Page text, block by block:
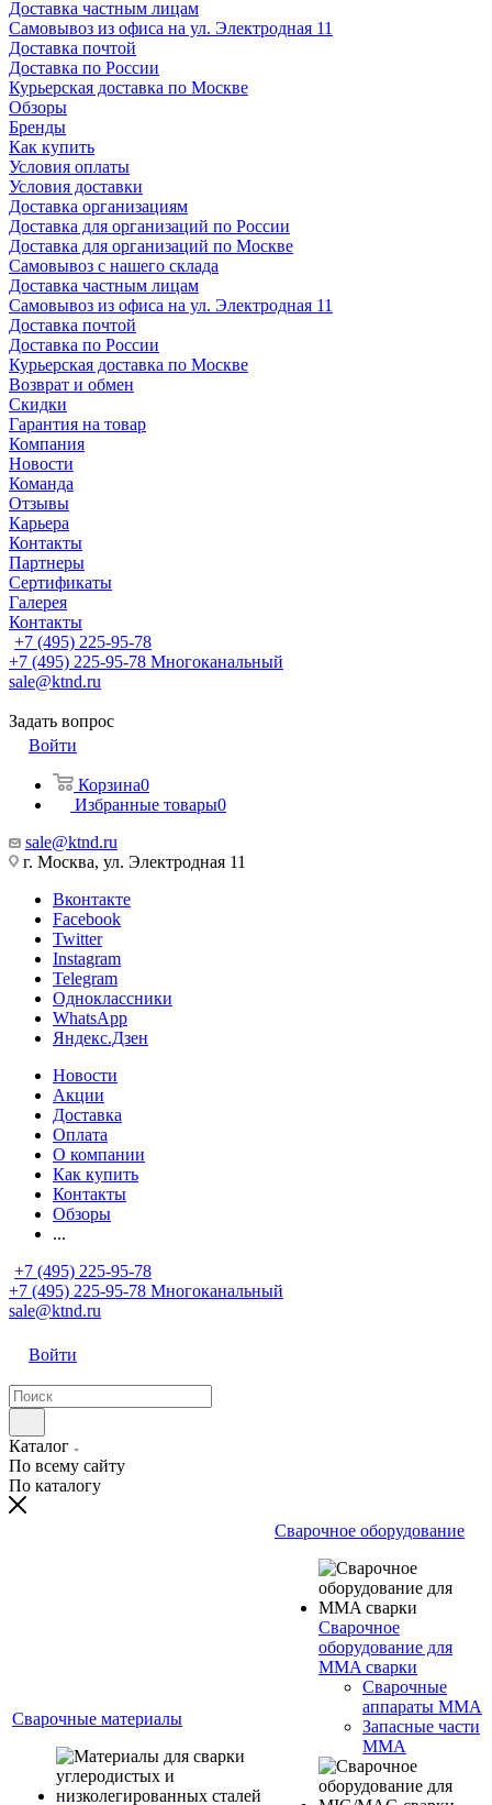
Доставка частным лицам
Самовывоз из офиса на ул. Электродная 11
Доставка почтой
Доставка по России
Курьерская доставка по Москве
Обзоры
Бренды
Как купить
Условия оплаты
Условия доставки
Доставка организациям
Доставка для организаций по России
Доставка для организаций по Москве
Самовывоз с нашего склада
Доставка частным лицам
Самовывоз из офиса на ул. Электродная 11
Доставка почтой
Доставка по России
Курьерская доставка по Москве
Возврат и обмен
Скидки
Гарантия на товар
Компания
Новости
Команда
Отзывы
Карьера
Контакты
Партнеры
Сертификаты
Галерея
Контакты
+7 (495) 225-95-78
+7 (495) 225-95-78 Многоканальный
sale@ktnd.ru
Задать вопрос
Войти
Корзина0
Избранные товары0
sale@ktnd.ru
г. Москва, ул. Электродная 11
Вконтакте
Facebook
Twitter
Instagram
Telegram
Одноклассники
WhatsApp
Яндекс.Дзен
Новости
Акции
Доставка
Оплата
О компании
Как купить
Контакты
Обзоры
...
+7 (495) 225-95-78
+7 (495) 225-95-78 Многоканальный
sale@ktnd.ru
Войти
Каталог
По всему сайту
По каталогу
Сварочные материалы
Сварочное оборудование
Сварочное
оборудование для
MMA сварки
Сварочные
аппараты MMA
Запасные части
MMA